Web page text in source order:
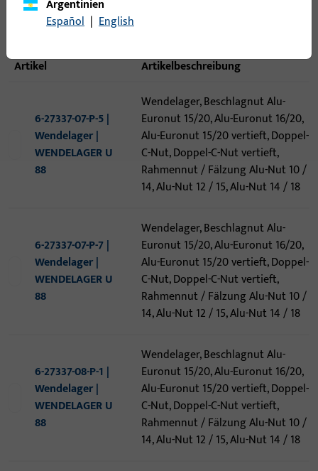
Artikel
Artikelbeschreibung
6-27337-07-P-5 |
Wendelager |
WENDELAGER U
88
Wendelager, Beschlagnut Alu-
Euronut 15/20, Alu-Euronut 16/20,
Alu-Euronut 15/20 vertieft, Doppel-
C-Nut, Doppel-C-Nut vertieft,
Rahmennut / Fälzung Alu-Nut 10 /
14, Alu-Nut 12 / 15, Alu-Nut 14 / 18
6-27337-07-P-7 |
Wendelager |
WENDELAGER U
88
Wendelager, Beschlagnut Alu-
Euronut 15/20, Alu-Euronut 16/20,
Alu-Euronut 15/20 vertieft, Doppel-
C-Nut, Doppel-C-Nut vertieft,
Rahmennut / Fälzung Alu-Nut 10 /
14, Alu-Nut 12 / 15, Alu-Nut 14 / 18
6-27337-08-P-1 |
Wendelager |
WENDELAGER U
88
Wendelager, Beschlagnut Alu-
Euronut 15/20, Alu-Euronut 16/20,
Alu-Euronut 15/20 vertieft, Doppel-
C-Nut, Doppel-C-Nut vertieft,
Rahmennut / Fälzung Alu-Nut 10 /
14, Alu-Nut 12 / 15, Alu-Nut 14 / 18
Argentinien
Español | English